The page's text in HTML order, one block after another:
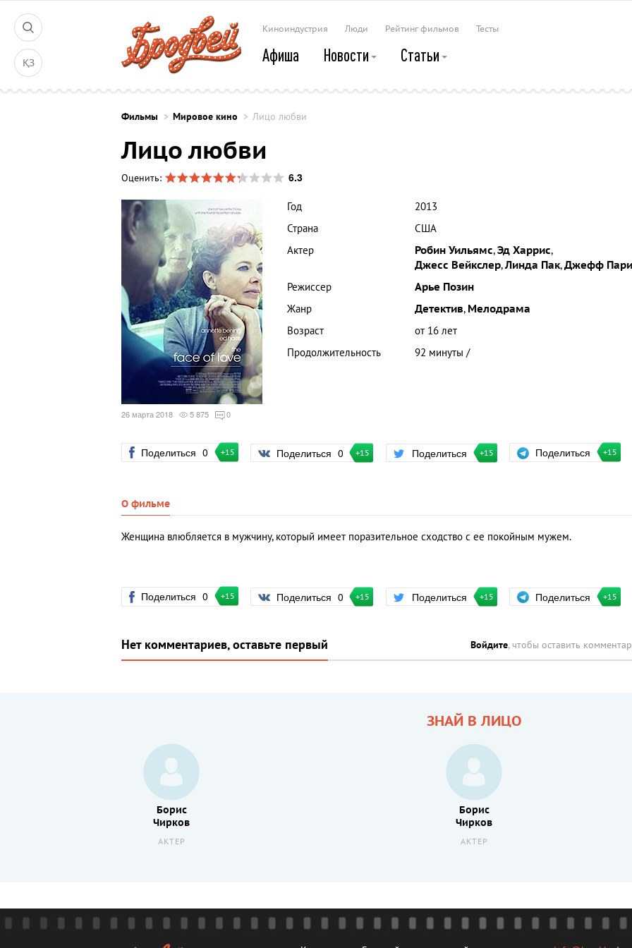
ҚЗ
Киноиндустрия Люди Рейтинг фильмов Тесты
Афиша Новости Статьи
Фильмы Мировое кино Лицо любви
Лицо любви
Оценить: 6.3
26 марта 2018 5 875 0
Год
2013
Страна
США
Актер
Робин Уильямс,Эд Харрис,
Джесс Вейкслер,Линда Пак,Джефф
Режиссер
Арье Позин
Жанр
Детектив, Мелодрама
Возраст
от 16 лет
Продолжительность
92 минуты /
Поделиться 0 +15 Поделиться 0 +15 Поделиться +15 Поделиться +15
О фильме
Женщина влюбляется в мужчину, который имеет поразительное сходство с ее покойным мужем.
Поделиться 0 +15 Поделиться 0 +15 Поделиться +15 Поделиться +15
Нет комментариев, оставьте первый Войдите, чтобы оставить
ЗНАЙ В ЛИЦО
Борис
Чирков
АКТЕР
Борис
Чирков
АКТЕР